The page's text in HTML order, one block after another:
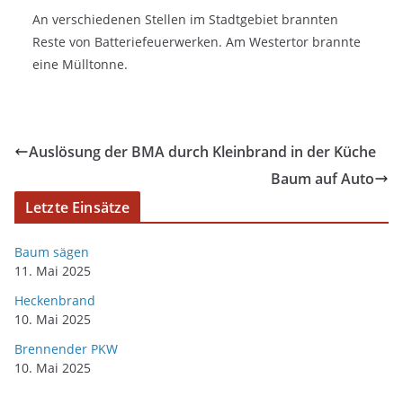
An verschiedenen Stellen im Stadtgebiet brannten
Reste von Batteriefeuerwerken. Am Westertor brannte
eine Mülltonne.
Auslösung der BMA durch Kleinbrand in der Küche
Baum auf Auto
Letzte Einsätze
Baum sägen
11. Mai 2025
Heckenbrand
10. Mai 2025
Brennender PKW
10. Mai 2025